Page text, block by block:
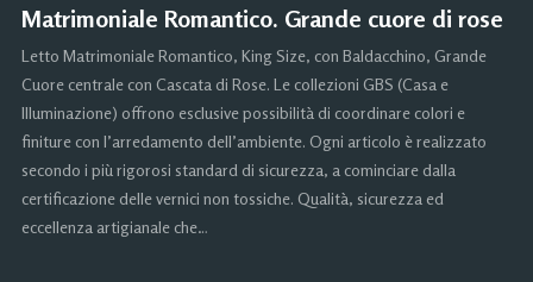
Matrimoniale Romantico. Grande cuore di rose
Letto Matrimoniale Romantico, King Size, con Baldacchino, Grande
Cuore centrale con Cascata di Rose. Le collezioni GBS (Casa e
Illuminazione) offrono esclusive possibilità di coordinare colori e
finiture con l’arredamento dell’ambiente. Ogni articolo è realizzato
secondo i più rigorosi standard di sicurezza, a cominciare dalla
certificazione delle vernici non tossiche. Qualità, sicurezza ed
eccellenza artigianale che…